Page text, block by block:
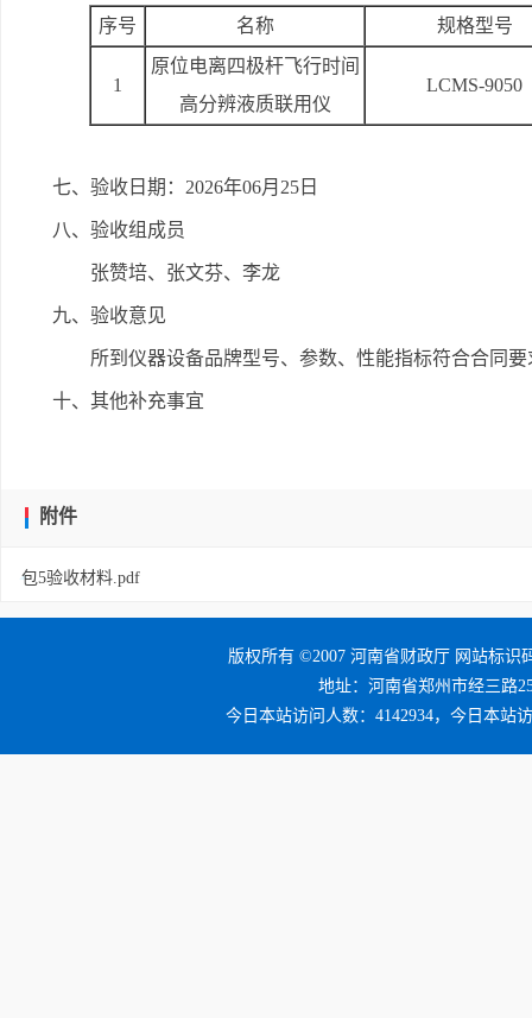
序号 名称 规格型号
1
原位电离四极杆飞行时间
高分辨液质联用仪
LCMS-9050
七、验收日期：2026年06月25日
八、验收组成员
张赞培、张文芬、李龙
九、验收意见
所到仪器设备品牌型号、参数、性能指标符合合同
十、其他补充事宜
附件
包5验收材料.pdf
版权所有 ©2007 河南省财政厅 网站标识
地址：河南省郑州市经三路
今日本站访问人数：4142934，今日本站